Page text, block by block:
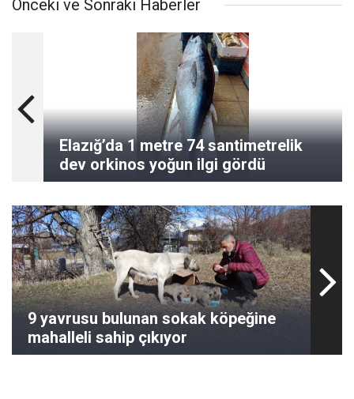
Önceki ve Sonraki Haberler
Elazığ’da 1 metre 74 santimetrelik
dev orkinos yoğun ilgi gördü
9 yavrusu bulunan sokak köpeğine
mahalleli sahip çıkıyor